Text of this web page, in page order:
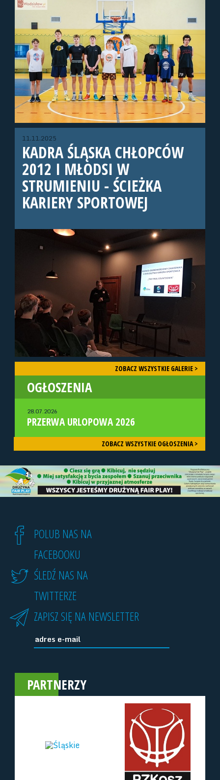
11.11.2025
KADRA ŚLĄSKA CHŁOPCÓW
2012 I MŁODSI W
STRUMIENIU - ŚCIEŻKA
KARIERY SPORTOWEJ
ZOBACZ WSZYSTKIE GALERIE >
OGŁOSZENIA
28.07.2026
PRZERWA URLOPOWA 2026
ZOBACZ WSZYSTKIE OGŁOSZENIA >
POLUB NAS NA
FACEBOOKU
ŚLEDŹ NAS NA
TWITTERZE
ZAPISZ SIĘ NA NEWSLETTER
PARTNERZY